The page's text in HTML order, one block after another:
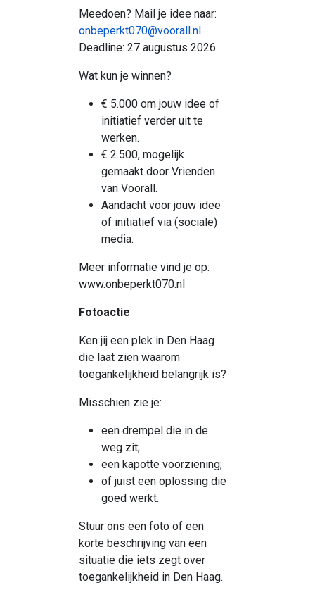
Meedoen? Mail je idee naar:
onbeperkt070@voorall.nl
Deadline: 27 augustus 2026
Wat kun je winnen?
€ 5.000 om jouw idee of
initiatief verder uit te
werken.
€ 2.500, mogelijk
gemaakt door Vrienden
van Voorall.
Aandacht voor jouw idee
of initiatief via (sociale)
media.
Meer informatie vind je op:
www.onbeperkt070.nl
Fotoactie
Ken jij een plek in Den Haag
die laat zien waarom
toegankelijkheid belangrijk is?
Misschien zie je:
een drempel die in de
weg zit;
een kapotte voorziening;
of juist een oplossing die
goed werkt.
Stuur ons een foto of een
korte beschrijving van een
situatie die iets zegt over
toegankelijkheid in Den Haag.